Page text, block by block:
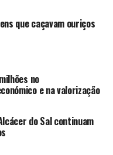
que caçavam ouriços
no
e na valorização
do Sal continuam